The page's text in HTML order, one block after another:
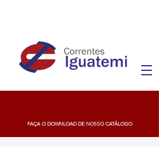
FAÇA O DOWNLOAD DE NOSSO CATÁLOGO